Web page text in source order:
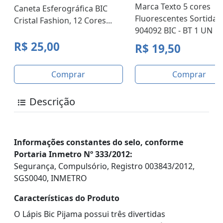
Caneta Esferográfica BIC
Cristal Fashion, 12 Cores...
R$ 25,00
Comprar
Marca Texto 5 cores
Fluorescentes Sortidas
904092 BIC - BT 1 UN
R$ 19,50
Comprar
Descrição
Informações constantes do selo, conforme
Portaria Inmetro Nº 333/2012:
Segurança, Compulsório, Registro 003843/2012,
SGS0040, INMETRO
Características do Produto
O Lápis Bic Pijama possui três divertidas